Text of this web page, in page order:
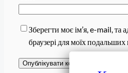
Зберегти моє ім’я, e-mail, та
браузері для моїх подальших